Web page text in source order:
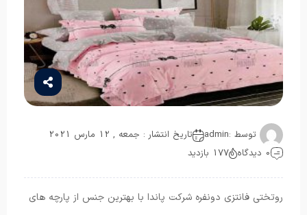
توسط :admin
تاریخ انتشار : جمعه , 12 مارس 2021
0 دیدگاه
177 بازدید
روتختی فانتزی دونفره شرکت پاندا با بهترین جنس از پارچه های